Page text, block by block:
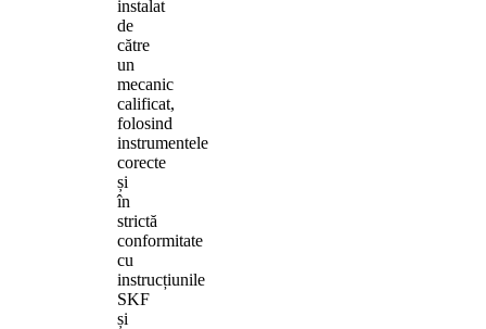
instalat
de
către
un
mecanic
calificat,
folosind
instrumentele
corecte
și
în
strictă
conformitate
cu
instrucțiunile
SKF
și